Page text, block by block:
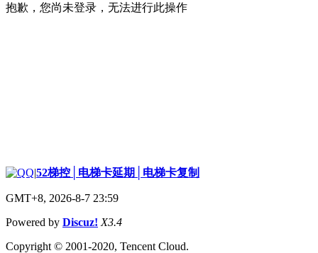
抱歉，您尚未登录，无法进行此操作
|52梯控│电梯卡延期│电梯卡复制
GMT+8, 2026-8-7 23:59
Powered by Discuz! X3.4
Copyright © 2001-2020, Tencent Cloud.